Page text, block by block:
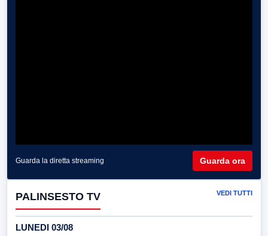
Guarda la diretta streaming Guarda ora
PALINSESTO TV VEDI TUTTI
LUNEDI 03/08